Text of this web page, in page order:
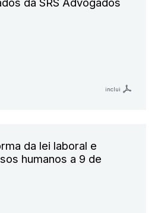
inclui
da lei laboral e
humanos a 9 de